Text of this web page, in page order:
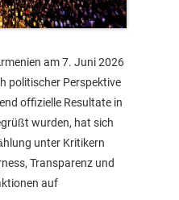
am 7. Juni 2026
politischer Perspektive
offizielle Resultate in
wurden, hat sich
unter Kritikern
Transparenz und
auf